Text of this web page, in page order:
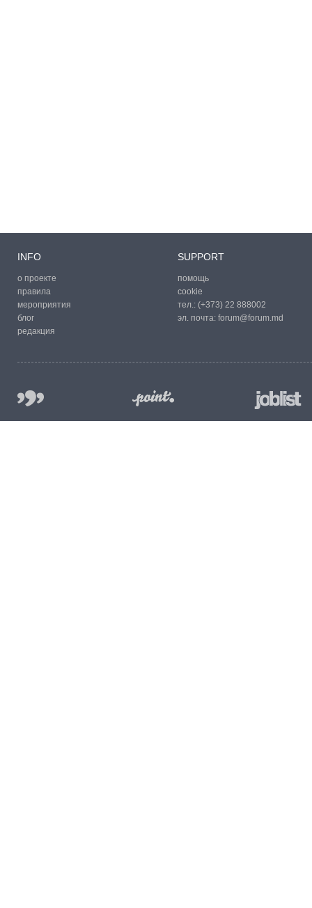
INFO
о проекте
правила
мероприятия
блог
редакция
SUPPORT
помощь
cookie
тел.: (+373) 22 888002
эл. почта: forum@forum.md